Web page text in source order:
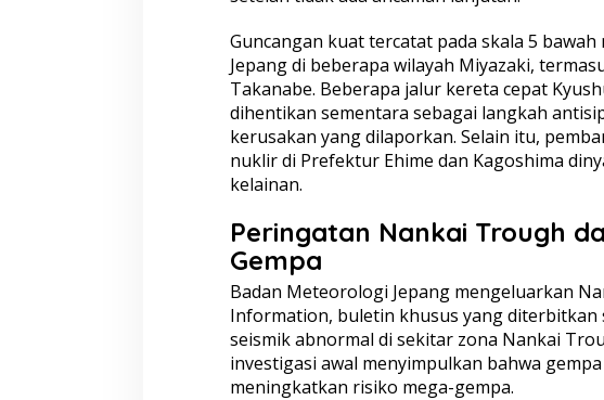
b
u
Guncangan kuat tercatat pada skala 5
Jepang di beberapa wilayah Miyazaki,
Takanabe. Beberapa jalur kereta cepat
dihentikan sementara sebagai langkah
kerusakan yang dilaporkan. Selain itu,
nuklir di Prefektur Ehime dan Kagoshima
kelainan.
Peringatan Nankai Trough
Gempa
Badan Meteorologi Jepangmengeluarkan
Information, buletin khusus yang diterbitkan
seismik abnormal di sekitar zona Nankai
investigasi awal menyimpulkan bahwa
meningkatkan risiko mega-gempa.